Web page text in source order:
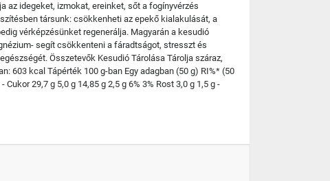
az idegeket, izmokat, ereinket, sőt a fogínyvérzés
társunk: csökkenheti az epekő kialakulását, a
vérképzésünket regenerálja. Magyarán a kesudió
segít csökkenteni a fáradtságot, stresszt és
Összetevők Kesudió Tárolása Tárolja száraz,
603 kcal Tápérték 100 g-ban Egy adagban (50 g) RI%* (50
29,7 g 5,0 g 14,85 g 2,5 g 6% 3% Rost 3,0 g 1,5 g -